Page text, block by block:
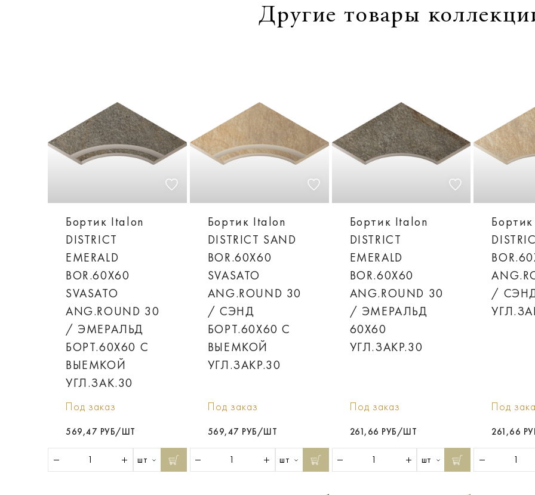
Другие товары
Бортик Italon
DISTRICT
EMERALD
BOR.60X60
SVASATO
ANG.ROUND 30
/ ЭМЕРАЛЬД
БОРT.60X60 С
ВЫЕМКОЙ
УГЛ.ЗАК.30
Под заказ
569,47 РУБ/ШТ
шт
Бортик Italon
DISTRICT SAND
BOR.60X60
SVASATO
ANG.ROUND 30
/ СЭНД
БОРT.60X60 С
ВЫЕМКОЙ
УГЛ.ЗАКР.30
Под заказ
569,47 РУБ/ШТ
шт
Бортик Italon
DISTRICT
EMERALD
BOR.60X60
ANG.ROUND 30
/ ЭМЕРАЛЬД
60X60
УГЛ.ЗАКР.30
Под заказ
261,66 РУБ/ШТ
шт
/
Под
261,66